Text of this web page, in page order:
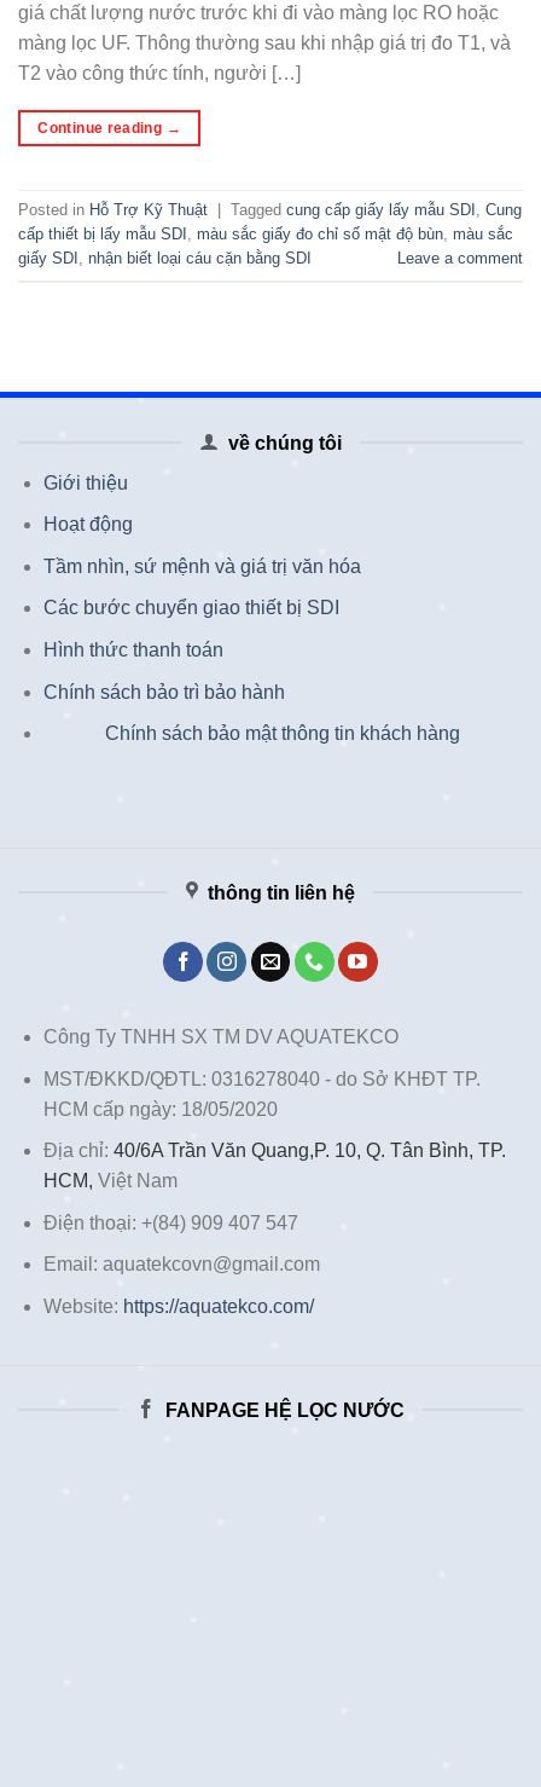
giá chất lượng nước trước khi đi vào màng lọc RO hoặc
màng lọc UF. Thông thường sau khi nhập giá trị đo T1, và
T2 vào công thức tính, người […]
Continue reading →
Posted in Hỗ Trợ Kỹ Thuật Tagged cung cấp giấy lấy mẫu SDI
Cung
cấp thiết bị lấy mẫu SDI
màu sắc giấy đo chỉ số mật độ bùn màu sắc
giấy SDI
nhận biết loại cáu cặn bằng SDI Leave a comment
về chúng tôi
Giới thiệu
Hoạt động
Tầm nhìn, sứ mệnh và giá trị văn hóa
Các bước chuyển giao thiết bị SDI
Hình thức thanh toán
Chính sách bảo trì bảo hành
Chính sách bảo mật thông tin khách hàng
thông tin liên hệ
Công Ty TNHH SX TM DV AQUATEKCO
MST/ĐKKD/QĐTL: 0316278040 - do Sở KHĐT TP.
HCM cấp ngày: 18/05/2020
Địa chỉ: 40/6A Trần Văn Quang,P. 10, Q. Tân Bình, TP.
HCM, Việt Nam
Điện thoại: +(84) 909 407 547
Email: aquatekcovn@gmail.com
Website: https://aquatekco.com/
FANPAGE HỆ LỌC NƯỚC